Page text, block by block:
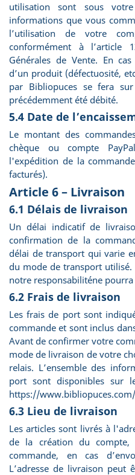
utilisation sont sous
informations que vous
l’utilisation de votre
conformément à l’article
Générales de Vente. En
d’un produit (défectuosité,
par Bibliopuces se fera
précédemment été débité.
5.4 Date de
Le montant des
chèque ou compte
l'expédition de la
facturés).
Article 6 – Livraison
6.1 Délais de livraison
Un délai indicatif de
confirmation de la
délai de transport qui varie
du mode de transport
notre responsabiliténe pourra
6.2 Frais de livraison
Les frais de port sont
commande et sont inclus
Avant de confirmer votre
mode de livraison de votre
relais. L’ensemble des
port sont disponibles sur
https://
6.3 Lieu de livraison
Les articles sont livrés à
de la création du
commande, en cas
L’adresse de livraison peut